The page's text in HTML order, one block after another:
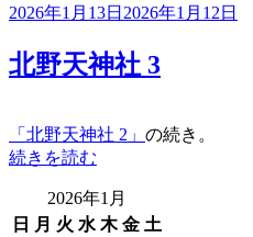
投
日:
2026年1月13日 2026年1月12日
北野天神社 3
「北野天神社 2」 の続き。
“北
神
続きを読む
2026年1月
日
月 火 水 木 金 土